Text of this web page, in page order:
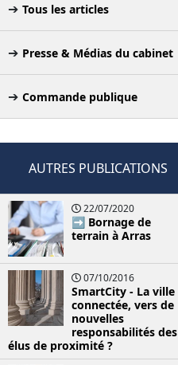
Tous les articles
Presse & Médias du cabinet
Commande publique
AUTRES PUBLICATIONS
22/07/2020
➡️ Bornage de
terrain à Arras
07/10/2016
SmartCity - La ville
connectée, vers de
nouvelles
responsabilités des
élus de proximité ?